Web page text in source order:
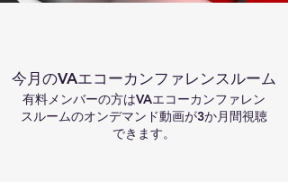
今月のVAエコーカンファレンスルーム
​​有料メンバーの方はVAエコーカンファレン
スルームのオンデマンド動画が3か月間視聴
できます。